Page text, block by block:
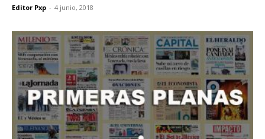
Editor Pxp - 4 junio, 2018